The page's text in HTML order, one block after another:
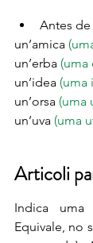
Antes de
un’amica
un’erba (uma
un’idea (uma
un’orsa (uma
un’uva (uma
Articoli
Indica
Equivale, no